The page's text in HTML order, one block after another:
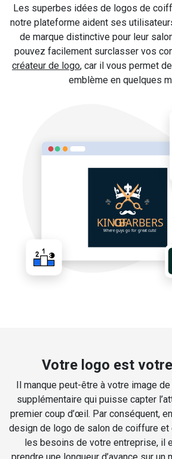
Les superbes idées de logos de
notre plateforme aident ses
de marque distinctive pour leur
pouvez facilement surclasser vos
créateur de logo, car il vous permet
emblème en quelques
Votre logo est
Il manque peut-être à votre image
supplémentaire qui puisse capter
premier coup d’œil. Par conséquent,
design de logo de salon de coiffure
les besoins de votre entreprise, il